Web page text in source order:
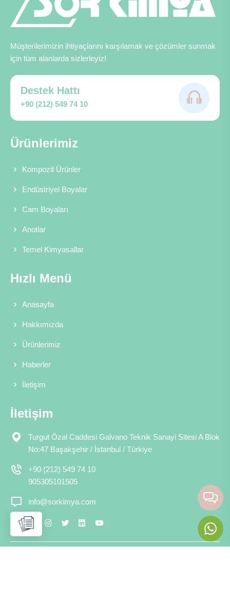
Müşterilerimizin ihtiyaçlarını karşılamak ve çözümler sunmak
için tüm alanlarda sizlerleyiz!
Destek Hattı
+90 (212) 549 74 10
Ürünlerimiz
Kompozit Ürünler
Endüstriyel Boyalar
Cam Boyaları
Anotlar
Temel Kimyasallar
Hızlı Menü
Anasayfa
Hakkımızda
Ürünlerimiz
Haberler
İletişim
İletişim
Turgut Özal Caddesi Galvano Teknik Sanayi Sitesi A Blok
No:47 Başakşehir / İstanbul / Türkiye
+90 (212) 549 74 10
905305101505
info@sorkimya.com